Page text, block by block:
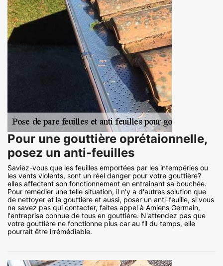
Pour une gouttière oprétaionnelle,
posez un anti-feuilles
Saviez-vous que les feuilles emportées par les intempéries ou
les vents violents, sont un réel danger pour votre gouttière?
elles affectent son fonctionnement en entrainant sa bouchée.
Pour remédier une telle situation, il n'y a d'autres solution que
de nettoyer et la gouttière et aussi, poser un anti-feuille, si vous
ne savez pas qui contacter, faites appel à Amiens Germain,
l'entreprise connue de tous en gouttière. N'attendez pas que
votre gouttière ne fonctionne plus car au fil du temps, elle
pourrait être irrémédiable.